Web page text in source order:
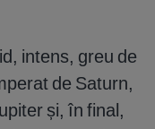
intens, greu de
de Saturn,
și, în final,